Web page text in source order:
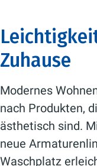
Zuhause
Modernes
nach Produkten,
ästhetisch sind.
neue
Waschplatz